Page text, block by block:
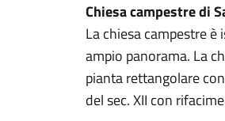
Chiesa campestre di
La chiesa campestre
ampio panorama. La
pianta rettangolare
del sec. XII con